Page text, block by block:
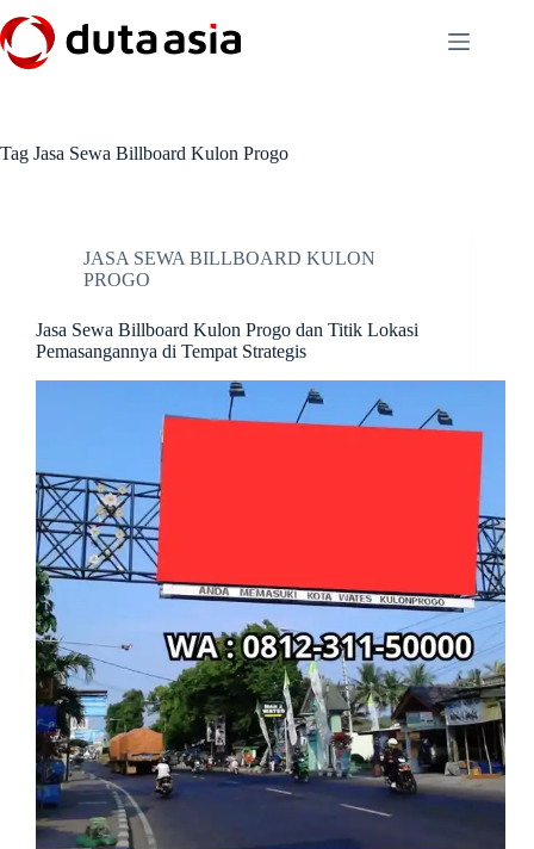
to
content
Tag Jasa Sewa Billboard Kulon Progo
JASA SEWA BILLBOARD KULON
PROGO
Jasa Sewa Billboard Kulon Progo dan Titik Lokasi
Pemasangannya di Tempat Strategis